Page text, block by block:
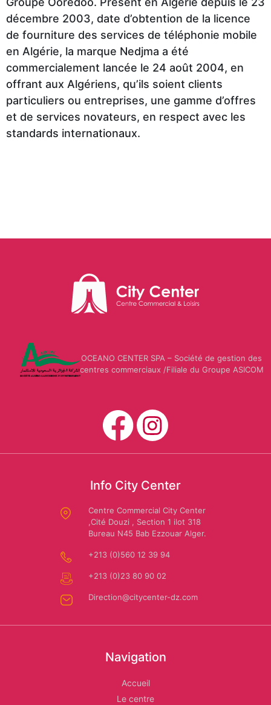
Make
up
Home
Parfum
Style
MOBILIS
CITY
TOURS
CITY
CARWASH
SAFAR
EL
Autochrono
d'Alger
Athlete’s
Foot
Greyder
Colin's
LC
Assn
Vaquetillas
LC
Waikiki
Us
Polo
Assn
Okaidi
TIME
GALLERY
VAPO
CLOPE
Luxury
Kingdom
Donuts
Passion
Macaron
décembre 2003, date d’obtention de la licence
de fourniture des services de téléphonie mobile
en Algérie, la marque Nedjma a été
commercialement lancée le 24 août 2004, en
offrant aux Algériens, qu’ils soient clients
particuliers ou entreprises, une gamme d’offres
et de services novateurs, en respect avec les
standards internationaux.
OCEANO CENTER SPA – Société de gestion des
centres commerciaux /Filiale du Groupe ASICOM
Info City Center
Centre Commercial City Center
,Cité Douzi , Section 1 ilot 318
Bureau N45 Bab Ezzouar Alger.
+213 (0)560 12 39 94
+213 (0)23 80 90 02
Direction@citycenter-dz.com
Navigation
Accueil
Le centre